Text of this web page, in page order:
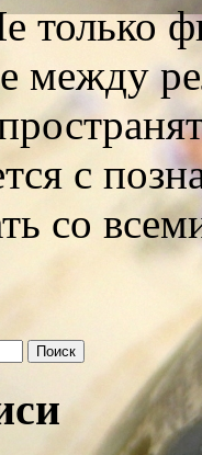
только
между
с
со